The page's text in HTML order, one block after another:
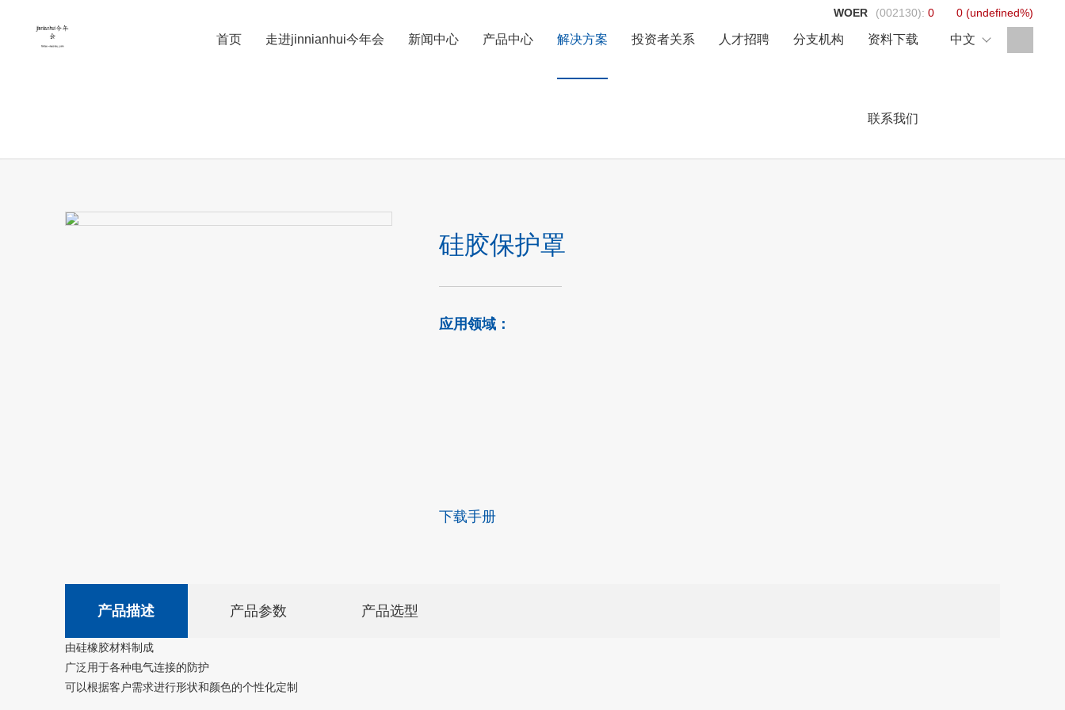
首页 走进jinnianhui今年会 新闻中心 产品中心 解决方案 投资者关系 人才招聘 分支机构 资料下载
联系我们
中文
WOER (002130): 0 0 (undefined%)
新能源发电
硅胶保护罩
应用领域：
下载手册
产品描述 产品参数 产品选型
由硅橡胶材料制成
广泛用于各种电气连接的防护
可以根据客户需求进行形状和颜色的个性化定制